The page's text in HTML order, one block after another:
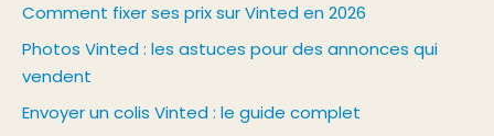
Comment fixer ses prix sur Vinted en 2026
Photos Vinted : les astuces pour des annonces qui
vendent
Envoyer un colis Vinted : le guide complet